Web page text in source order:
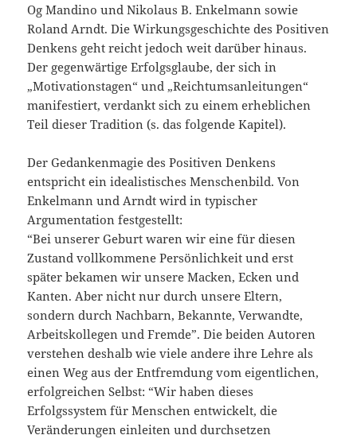
Og Mandino und Nikolaus B. Enkelmann sowie
Roland Arndt. Die Wirkungsgeschichte des Positiven
Denkens geht reicht jedoch weit darüber hinaus.
Der gegenwärtige Erfolgsglaube, der sich in
„Motivationstagen“ und „Reichtumsanleitungen“
manifestiert, verdankt sich zu einem erheblichen
Teil dieser Tradition (s. das folgende Kapitel).
Der Gedankenmagie des Positiven Denkens
entspricht ein idealistisches Menschenbild. Von
Enkelmann und Arndt wird in typischer
Argumentation festgestellt:
“Bei unserer Geburt waren wir eine für diesen
Zustand vollkommene Persönlichkeit und erst
später bekamen wir unsere Macken, Ecken und
Kanten. Aber nicht nur durch unsere Eltern,
sondern durch Nachbarn, Bekannte, Verwandte,
Arbeitskollegen und Fremde”. Die beiden Autoren
verstehen deshalb wie viele andere ihre Lehre als
einen Weg aus der Entfremdung vom eigentlichen,
erfolgreichen Selbst: “Wir haben dieses
Erfolgssystem für Menschen entwickelt, die
Veränderungen einleiten und durchsetzen